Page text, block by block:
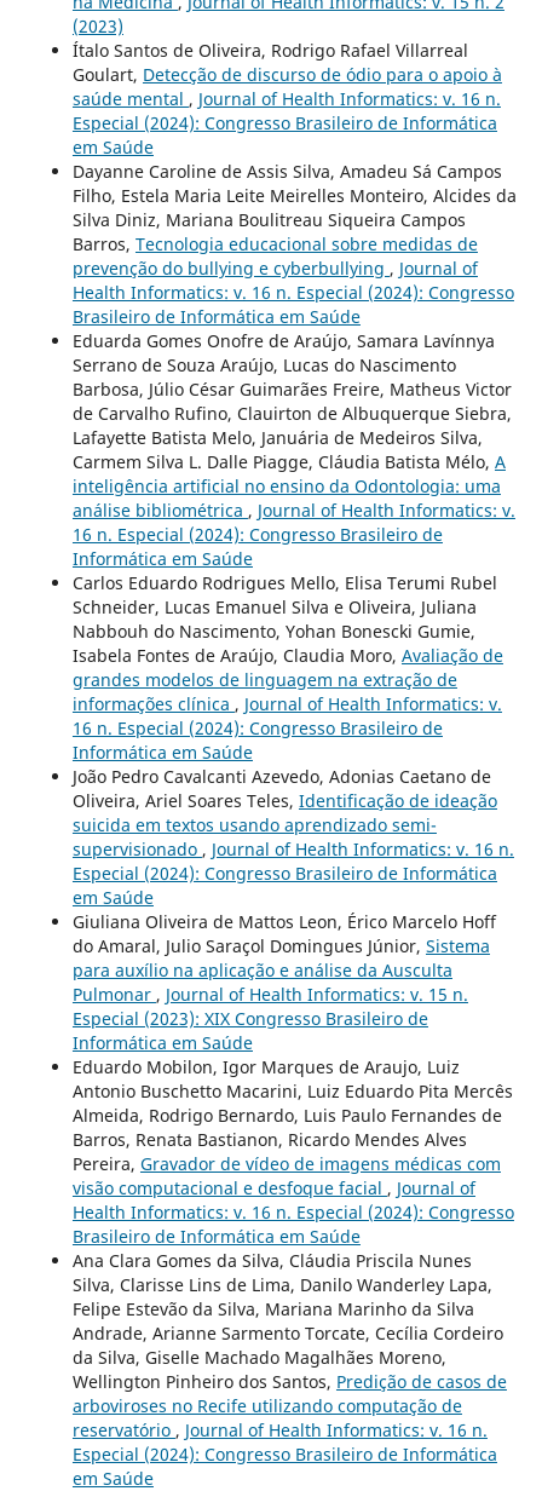
(2023)
Ítalo Santos de Oliveira, Rodrigo Rafael Villarreal
Goulart, Detecção de discurso de ódio para o apoio à
saúde mental , Journal of Health Informatics: v. 16 n.
Especial (2024): Congresso Brasileiro de Informática
em Saúde
Dayanne Caroline de Assis Silva, Amadeu Sá Campos
Filho, Estela Maria Leite Meirelles Monteiro, Alcides da
Silva Diniz, Mariana Boulitreau Siqueira Campos
Barros, Tecnologia educacional sobre medidas de
prevenção do bullying e cyberbullying , Journal of
Health Informatics: v. 16 n. Especial (2024): Congresso
Brasileiro de Informática em Saúde
Eduarda Gomes Onofre de Araújo, Samara Lavínnya
Serrano de Souza Araújo, Lucas do Nascimento
Barbosa, Júlio César Guimarães Freire, Matheus Victor
de Carvalho Rufino, Clauirton de Albuquerque Siebra,
Lafayette Batista Melo, Januária de Medeiros Silva,
Carmem Silva L. Dalle Piagge, Cláudia Batista Mélo, A
inteligência artificial no ensino da Odontologia: uma
análise bibliométrica , Journal of Health Informatics: v.
16 n. Especial (2024): Congresso Brasileiro de
Informática em Saúde
Carlos Eduardo Rodrigues Mello, Elisa Terumi Rubel
Schneider, Lucas Emanuel Silva e Oliveira, Juliana
Nabbouh do Nascimento, Yohan Bonescki Gumie,
Isabela Fontes de Araújo, Claudia Moro, Avaliação de
grandes modelos de linguagem na extração de
informações clínica , Journal of Health Informatics: v.
16 n. Especial (2024): Congresso Brasileiro de
Informática em Saúde
João Pedro Cavalcanti Azevedo, Adonias Caetano de
Oliveira, Ariel Soares Teles, Identificação de ideação
suicida em textos usando aprendizado semi-
supervisionado , Journal of Health Informatics: v. 16 n.
Especial (2024): Congresso Brasileiro de Informática
em Saúde
Giuliana Oliveira de Mattos Leon, Érico Marcelo Hoff
do Amaral, Julio Saraçol Domingues Júnior, Sistema
para auxílio na aplicação e análise da Ausculta
Pulmonar , Journal of Health Informatics: v. 15 n.
Especial (2023): XIX Congresso Brasileiro de
Informática em Saúde
Eduardo Mobilon, Igor Marques de Araujo, Luiz
Antonio Buschetto Macarini, Luiz Eduardo Pita Mercês
Almeida, Rodrigo Bernardo, Luis Paulo Fernandes de
Barros, Renata Bastianon, Ricardo Mendes Alves
Pereira, Gravador de vídeo de imagens médicas com
visão computacional e desfoque facial , Journal of
Health Informatics: v. 16 n. Especial (2024): Congresso
Brasileiro de Informática em Saúde
Ana Clara Gomes da Silva, Cláudia Priscila Nunes
Silva, Clarisse Lins de Lima, Danilo Wanderley Lapa,
Felipe Estevão da Silva, Mariana Marinho da Silva
Andrade, Arianne Sarmento Torcate, Cecília Cordeiro
da Silva, Giselle Machado Magalhães Moreno,
Wellington Pinheiro dos Santos, Predição de casos de
arboviroses no Recife utilizando computação de
reservatório , Journal of Health Informatics: v. 16 n.
Especial (2024): Congresso Brasileiro de Informática
em Saúde